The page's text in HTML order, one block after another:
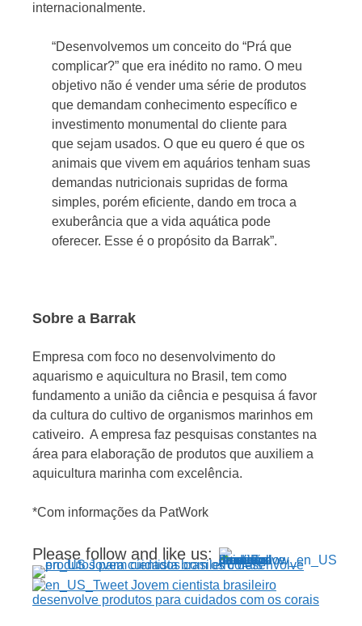
internacionalmente.
“Desenvolvemos um conceito do “Prá que
complicar?” que era inédito no ramo. O meu
objetivo não é vender uma série de produtos
que demandam conhecimento específico e
investimento monumental do cliente para
que sejam usados. O que eu quero é que os
animais que vivem em aquários tenham suas
demandas nutricionais supridas de forma
simples, porém eficiente, dando em troca a
exuberância que a vida aquática pode
oferecer. Esse é o propósito da Barrak”.
Sobre a Barrak
Empresa com foco no desenvolvimento do
aquarismo e aquicultura no Brasil, tem como
fundamento a união da ciência e pesquisa á favor
da cultura do cultivo de organismos marinhos em
cativeiro. A empresa faz pesquisas constantes na
área para elaboração de produtos que auxiliem a
aquicultura marinha com excelência.
*Com informações da PatWork
Please follow and like us: